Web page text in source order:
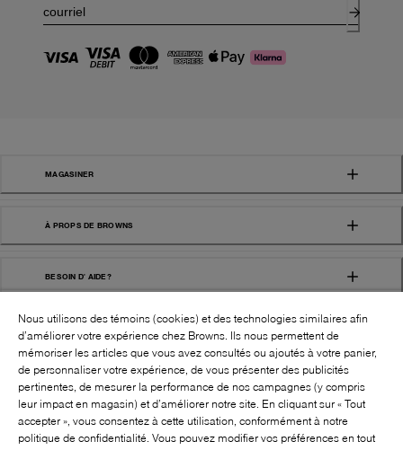
MAGASINER
À PROPS DE BROWNS
BESOIN D' AIDE?
SUIVEZ-NOUS!:
Nous utilisons des témoins (cookies) et des technologies similaires afin
d’améliorer votre expérience chez Browns. Ils nous permettent de
mémoriser les articles que vous avez consultés ou ajoutés à votre panier,
de personnaliser votre expérience, de vous présenter des publicités
pertinentes, de mesurer la performance de nos campagnes (y compris
leur impact en magasin) et d’améliorer notre site. En cliquant sur « Tout
accepter », vous consentez à cette utilisation, conformément à notre
politique de confidentialité. Vous pouvez modifier vos préférences en tout